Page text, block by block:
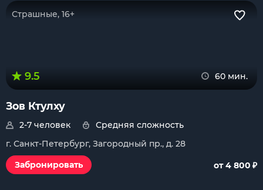
Страшные, 16+
9.5 60 мин.
Зов Ктулху
2-7 человек
Средняя сложность
г. Санкт-Петербург, Загородный пр., д. 28
Забронировать
от 4 800 ₽